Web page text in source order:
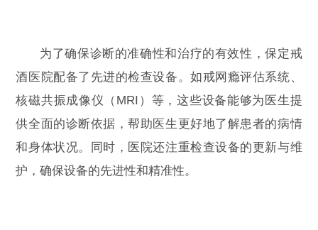
为了确保诊断的准确性和治疗的有效性，保定戒
酒医院配备了先进的检查设备。如戒网瘾评估系统、
核磁共振成像仪（MRI）等，这些设备能够为医生提
供全面的诊断依据，帮助医生更好地了解患者的病情
和身体状况。同时，医院还注重检查设备的更新与维
护，确保设备的先进性和精准性。